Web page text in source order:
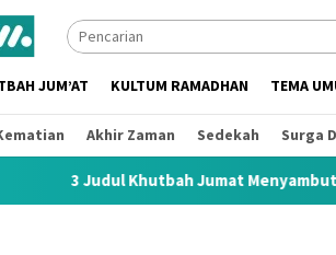
JUM’AT KULTUM RAMADHAN TEMA
Akhir Zaman Sedekah Surga
Jumat Menyambut Bulan Muharram